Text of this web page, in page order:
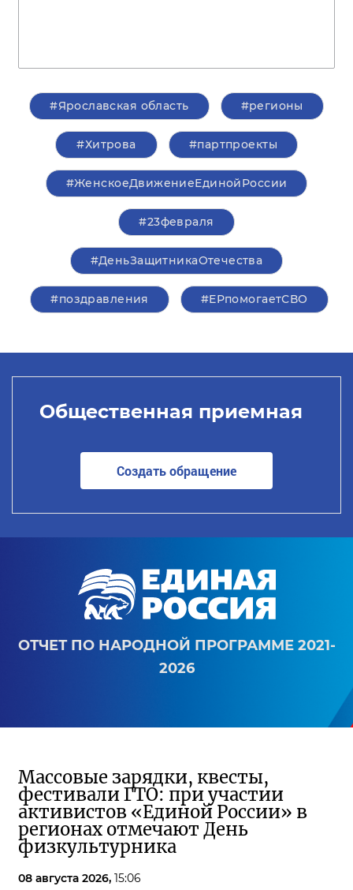
#Ярославская область #регионы
#Хитрова #партпроекты
#ЖенскоеДвижениеЕдинойРоссии
#23февраля
#ДеньЗащитникаОтечества
#поздравления #ЕРпомогаетСВО
Общественная приемная
Создать обращение
ОТЧЕТ ПО НАРОДНОЙ ПРОГРАММЕ 2021-
2026
Массовые зарядки, квесты,
фестивали ГТО: при участии
активистов «Единой России» в
регионах отмечают День
физкультурника
08 августа 2026, 15:06